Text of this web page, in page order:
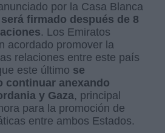
por la Casa Blanca
será firmado después de 8
. Los Emiratos
acordado promover la
relaciones entre este país
este último se
continuar anexando
y Gaza, principal
para la promoción de
entre ambos Estados.